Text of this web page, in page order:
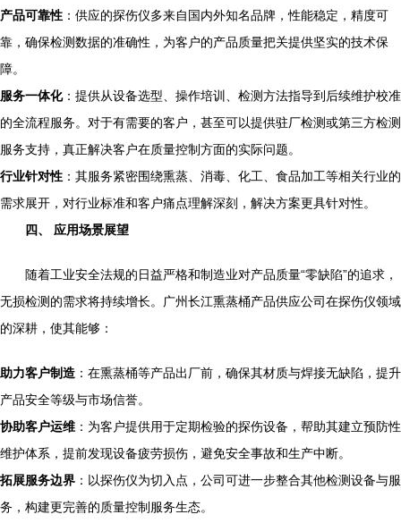
产品可靠性 ：供应的探伤仪多来自国内外知名品牌，性能稳定，精度可
靠，确保检测数据的准确性，为客户的产品质量把关提供坚实的技术保
障。
服务一体化：提供从设备选型、操作培训、检测方法指导到后续维护校准
的全流程服务。对于有需要的客户，甚至可以提供驻厂检测或第三方检测
服务支持，真正解决客户在质量控制方面的实际问题。
行业针对性 ：其服务紧密围绕熏蒸、消毒、化工、食品加工等相关行业的
需求展开，对行业标准和客户痛点理解深刻，解决方案更具针对性。
四、 应用场景展望
随着工业安全法规的日益严格和制造业对产品质量“零缺陷”的追求，
无损检测的需求将持续增长。广州长江熏蒸桶产品供应公司在探伤仪领域
的深耕，使其能够：
助力客户制造 ：在熏蒸桶等产品出厂前，确保其材质与焊接无缺陷，提升
产品安全等级与市场信誉。
协助客户运维 ：为客户提供用于定期检验的探伤设备，帮助其建立预防性
维护体系，提前发现设备疲劳损伤，避免安全事故和生产中断。
拓展服务边界 ：以探伤仪为切入点，公司可进一步整合其他检测设备与服
务，构建更完善的质量控制服务生态。